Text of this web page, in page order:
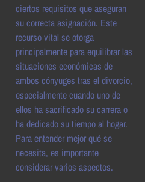
ciertos requisitos que aseguran
su correcta asignación. Este
recurso vital se otorga
principalmente para equilibrar las
situaciones económicas de
ambos cónyuges tras el divorcio,
especialmente cuando uno de
ellos ha sacrificado su carrera o
ha dedicado su tiempo al hogar.
Para entender mejor qué se
necesita, es importante
considerar varios aspectos.